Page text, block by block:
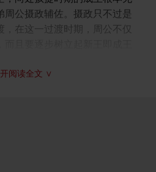
公摄政辅佐。摄政只不过是
在这一过渡时期，周公不仅
应是在武王去世、成王即位之
阅读全文 ∨